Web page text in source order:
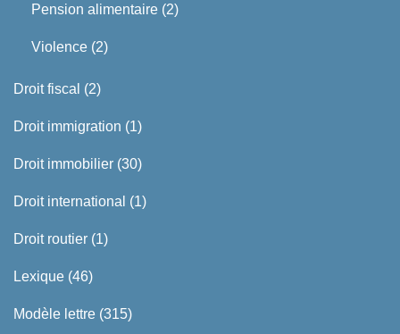
Pension alimentaire (2)
Violence (2)
Droit fiscal (2)
Droit immigration (1)
Droit immobilier (30)
Droit international (1)
Droit routier (1)
Lexique (46)
Modèle lettre (315)